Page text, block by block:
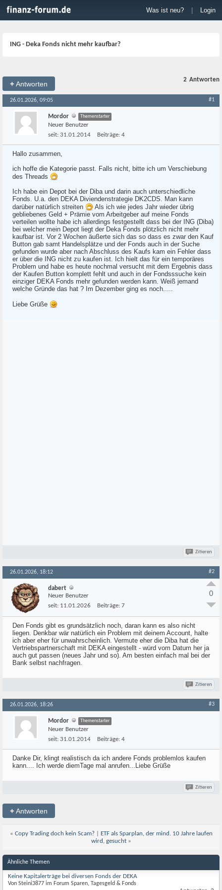
Was ist neu? Login
ING - Deka Fonds nicht mehr kaufbar?
+Antworten
2 Antworten
26.01.2026, 09:05 #1
Mordor Themenstarter
Neuer Benutzer
seit: 31.01.2014 Beiträge: 4
Hallo zusammen,
ich hoffe die Kategorie passt. Falls nicht, bitte ich um Verschiebung
des Threads
Ich habe ein Depot bei der Diba und darin auch unterschiedliche
Fonds. U.a. den DEKA Diviendenstrategie DK2CDS. Man kann
darüber natürlich streiten
Als ich wie jedes Jahr wieder übrig
gebliebenes Geld + Prämie vom Arbeitgeber auf meine Fonds
verteilen wollte habe ich allerdings festgestellt dass bei der ING (Diba)
bei welcher mein Depot liegt der Deka Fonds plötzlich nicht mehr
kaufbar ist. Vor 2 Wochen äußerte sich das so dass es zwar den Kauf
Button gab samt Handelsplätze und der Fonds auch in der Suche
gefunden wurde aber nach Abschluss des Kaufs kam ein Fehler dass
er über die ING nicht zu kaufen ist. Ich hielt das für ein temporäres
Problem und habe es heute nochmal versucht mit dem Ergebnis dass
der Kaufen Button komplett fehlt und auch in der Fondsssuche kein
einziger DEKA Fonds mehr gefunden werden kann. Weiß jemand
welche Gründe das hat ? Im Dezember ging es noch.....
Liebe Grüße
Zitieren
26.01.2026, 18:12 #2
dabert
Neuer Benutzer
seit: 11.01.2026 Beiträge: 7
0
Den Fonds gibt es grundsätzlich noch, daran kann es also nicht
liegen. Denkbar wär natürlich ein Problem mit deinem Account, halte
ich aber eher für unwahrscheinlich. Vermute eher die Diba hat die
Vertriebspartnerschaft mit DEKA eingestellt - würd vom Datum her ja
auch gut passen (neues Jahr und so). Am besten einfach mal bei der
Bank selbst nachfragen.
Zitieren
26.01.2026, 18:26 #3
Mordor Themenstarter
Neuer Benutzer
seit: 31.01.2014 Beiträge: 4
Danke Dir, klingt realistisch da ich andere Fonds problemlos kaufen
kann.... Ich werde diemTage mal anrufen...Liebe Grüße
Zitieren
+Antworten
« Copy Trading doch kein Scam?|
ETF als Sparplan, der mind. 10 Jahre laufen
wird, gesucht »
Ähnliche Themen
Keine Kapitalerträge bei diversen Fonds der DEKA
Von Steini3877 im Forum Sparen, Tagesgeld & Fonds